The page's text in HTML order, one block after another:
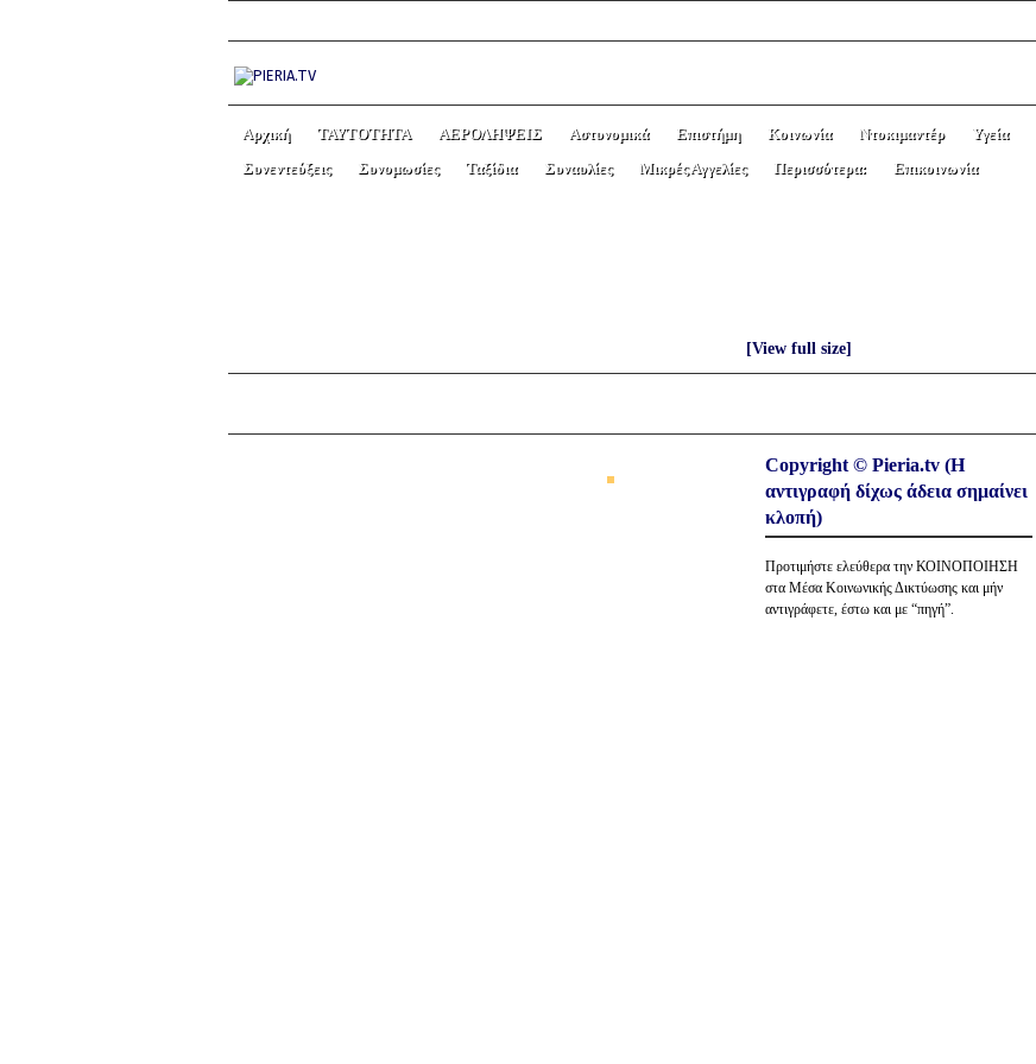
Αρχική ΤΑΥΤΟΤΗΤΑ ΑΕΡΟΛΗΨΕΙΣ Αστυνομικά Επιστήμη Κοινωνία Ντοκιμαντέρ Υγεία
Συνεντεύξεις
Συνομωσίες Ταξίδια Συναυλίες Μικρές Αγγελίες Περισσότερα: Επικοινωνία
[View full size]
Copyright © Pieria.tv (Η
αντιγραφή δίχως άδεια σημαίνει
κλοπή)
Προτιμήστε ελεύθερα την ΚΟΙΝΟΠΟΙΗΣΗ
στα Μέσα Κοινωνικής Δικτύωσης και μήν
αντιγράφετε, έστω και με “πηγή”.